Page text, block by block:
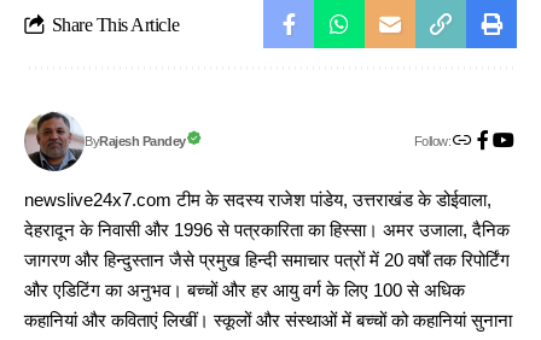
Share This Article
ByRajesh Pandey Follow:
newslive24x7.com टीम के सदस्य राजेश पांडेय, उत्तराखंड के डोईवाला,
देहरादून के निवासी और 1996 से पत्रकारिता का हिस्सा। अमर उजाला, दैनिक
जागरण और हिन्दुस्तान जैसे प्रमुख हिन्दी समाचार पत्रों में 20 वर्षों तक रिपोर्टिंग
और एडिटिंग का अनुभव। बच्चों और हर आयु वर्ग के लिए 100 से अधिक
कहानियां और कविताएं लिखीं। स्कूलों और संस्थाओं में बच्चों को कहानियां सुनाना